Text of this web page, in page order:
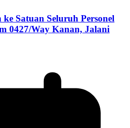
Satuan Seluruh Personel
0427/Way Kanan, Jalani